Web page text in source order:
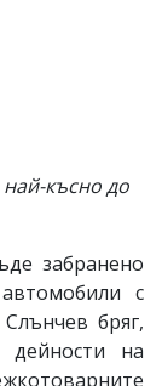
късно до
забранено
с
бряг,
на